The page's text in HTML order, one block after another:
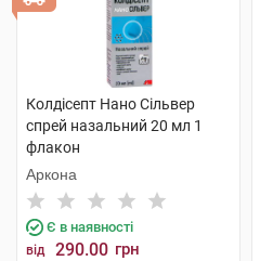
Колдісепт Нано Сільвер
спрей назальний 20 мл 1
флакон
Аркона
Є в наявності
від 290.00 грн